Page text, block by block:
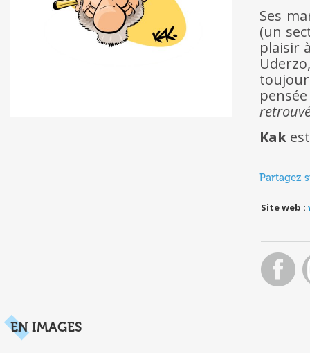
Ses
(un
plaisir
Kak
Partagez
Site web :
EN IMAGES